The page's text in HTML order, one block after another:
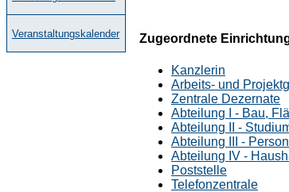
Veranstaltungskalender Zugeordnete
Kanzlerin
Arbeits- und
Zentrale Dezernate
Abteilung I - Bau,
Abteilung II -
Abteilung III -
Abteilung IV -
Poststelle
Telefonzentrale